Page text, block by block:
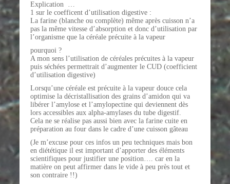
Explication …
1 sur le coefficent d’utilisation digestive :
La farine (blanche ou complète) même après cuisson n’a
pas la même vitesse d’absorption et donc d’utilisation par
l’organisme que la céréale précuite à la vapeur
pourquoi ?
A mon sens l’utilisation de céréales précuites à la vapeur
puis séchées permettrait d’augmenter le CUD (coefficient
d’utilisation digestive)
Lorsqu’une céréale est précuite à la vapeur douce cela
optimise la décristallisation des grains d’amidon qui va
libérer l’amylose et l’amylopectine qui deviennent dès
lors accessibles aux alpha-amylases du tube digestif.
Cela ne se réalise pas aussi bien avec la farine cuite en
préparation au four dans le cadre d’une cuisson gâteau
(Je m’excuse pour ces infos un peu techniques mais bon
en diététique il est important d’apporter des éléments
scientifiques pour justifier une position…. car en la
matière on peut affirmer dans le vide à peu près tout et
son contraire !!)